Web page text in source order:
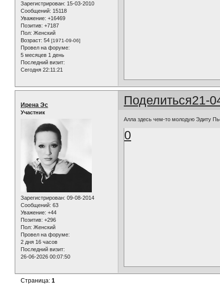
Зарегистрирован: 15-03-2010
Сообщений: 15118
Уважение: +16469
Позитив: +7187
Пол: Женский
Возраст: 54 [1971-09-06]
Провел на форуме:
5 месяцев 1 день
Последний визит:
Сегодня 22:11:21
Поделиться21-
Ирена Эс
Участник
Зарегистрирован: 09-08-2014
Сообщений: 63
Уважение: +44
Позитив: +296
Пол: Женский
Провел на форуме:
2 дня 16 часов
Последний визит:
26-06-2026 00:07:50
Алла здесь чем-то молодую Эдиту
0
Страница:1